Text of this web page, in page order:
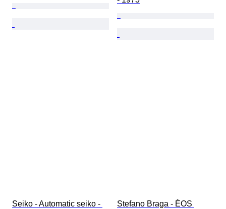
Seiko - Automatic seiko -
Stefano Braga - ÈOS